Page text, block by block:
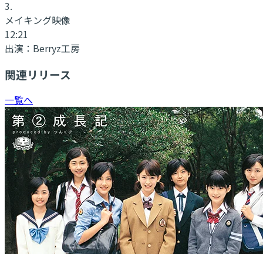
3.
メイキング映像
12:21
出演： Berryz工房
関連リリース
一覧へ